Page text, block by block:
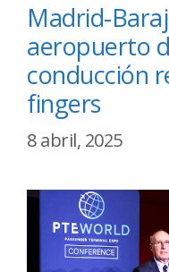
Madrid-
aeropuerto
conducción
fingers
8 abril, 2025